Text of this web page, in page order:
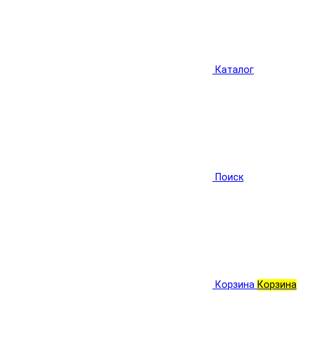
Каталог
Поиск
Корзина Корзина